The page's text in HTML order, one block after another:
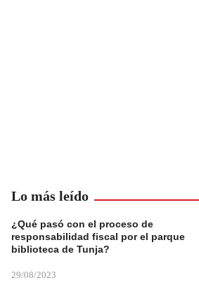
Lo más leído
¿Qué pasó con el proceso de
responsabilidad fiscal por el parque
biblioteca de Tunja?
29/08/2023